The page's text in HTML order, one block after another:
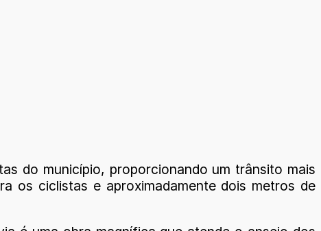
do município, proporcionando um trânsito mais
os ciclistas e aproximadamente dois metros de